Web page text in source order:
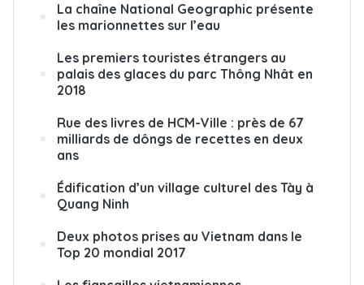
La chaîne National Geographic présente
les marionnettes sur l’eau
Les premiers touristes étrangers au
palais des glaces du parc Thông Nhât en
2018
Rue des livres de HCM-Ville : près de 67
milliards de dôngs de recettes en deux
ans
Édification d’un village culturel des Tày à
Quang Ninh
Deux photos prises au Vietnam dans le
Top 20 mondial 2017